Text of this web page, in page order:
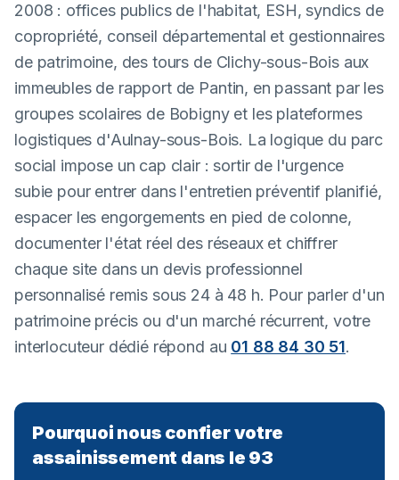
2008 : offices publics de l'habitat, ESH, syndics de
copropriété, conseil départemental et gestionnaires
de patrimoine, des tours de Clichy-sous-Bois aux
immeubles de rapport de Pantin, en passant par les
groupes scolaires de Bobigny et les plateformes
logistiques d'Aulnay-sous-Bois. La logique du parc
social impose un cap clair : sortir de l'urgence
subie pour entrer dans l'entretien préventif planifié,
espacer les engorgements en pied de colonne,
documenter l'état réel des réseaux et chiffrer
chaque site dans un devis professionnel
personnalisé remis sous 24 à 48 h. Pour parler d'un
patrimoine précis ou d'un marché récurrent, votre
interlocuteur dédié répond au 01 88 84 30 51.
Pourquoi nous confier votre
assainissement dans le 93